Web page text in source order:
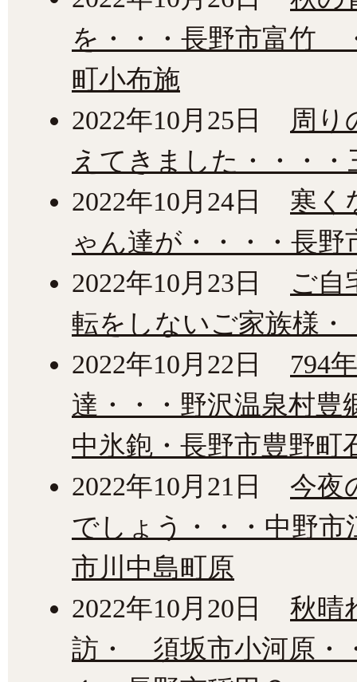
を・・・長野市富竹
町小布施
2022年10月25日
周り
えてきました・・・
2022年10月24日
寒く
ゃん達が・・・・長
2022年10月23日
ご自
転をしないご家族様・
2022年10月22日
794
達・・・野沢温泉村豊
中氷鉋・長野市豊野町
2022年10月21日
今夜
でしょう・・・中野
市川中島町原
2022年10月20日
秋晴
訪・ 須坂市小河原・